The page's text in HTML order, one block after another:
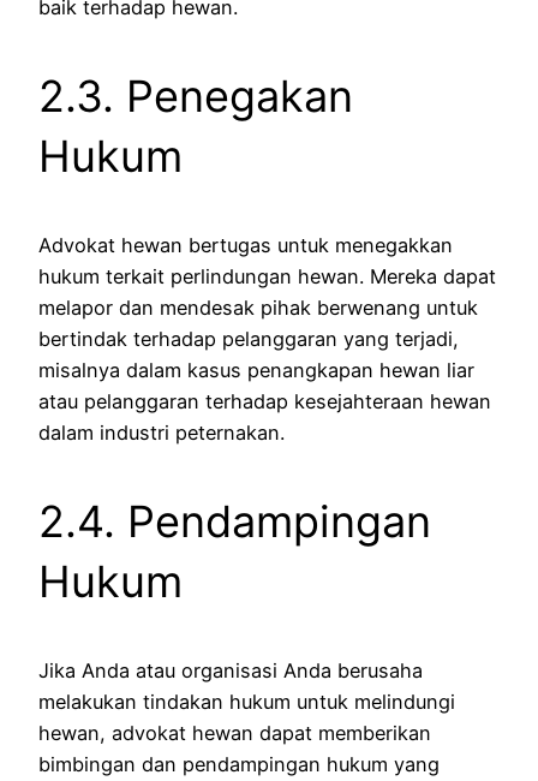
baik terhadap hewan.
2.3. Penegakan
Hukum
Advokat hewan bertugas untuk menegakkan
hukum terkait perlindungan hewan. Mereka dapat
melapor dan mendesak pihak berwenang untuk
bertindak terhadap pelanggaran yang terjadi,
misalnya dalam kasus penangkapan hewan liar
atau pelanggaran terhadap kesejahteraan hewan
dalam industri peternakan.
2.4. Pendampingan
Hukum
Jika Anda atau organisasi Anda berusaha
melakukan tindakan hukum untuk melindungi
hewan, advokat hewan dapat memberikan
bimbingan dan pendampingan hukum yang